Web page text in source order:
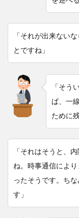
「それが出来ない
とですね」
「そう
ば、一
ために
「それはそうと、
ね。時事通信によ
ったそうです。ち
す」